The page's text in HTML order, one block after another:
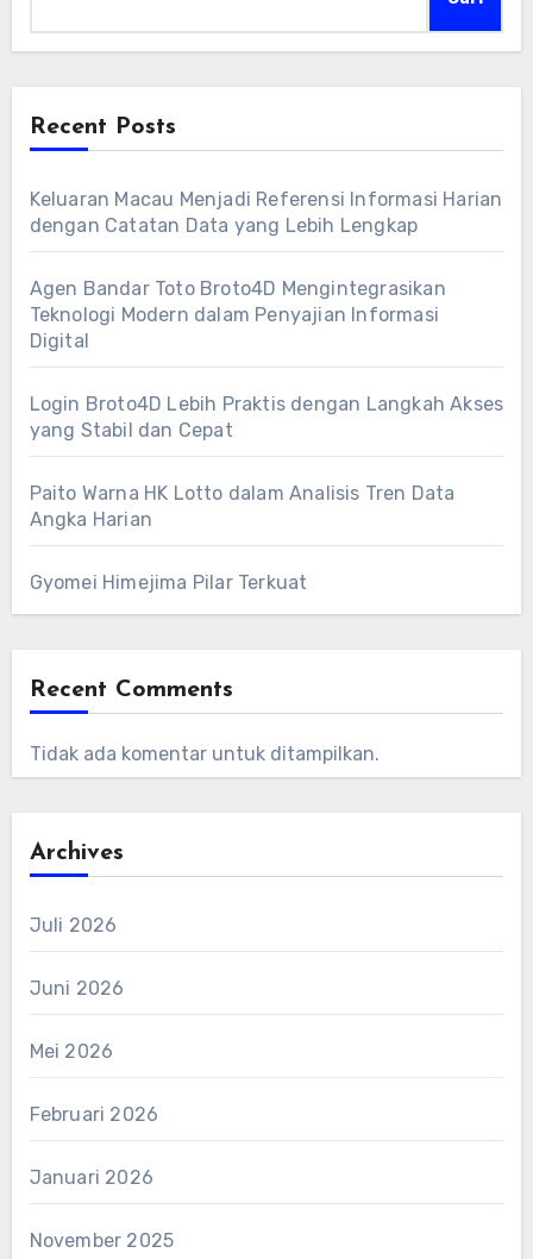
Recent Posts
Keluaran Macau Menjadi Referensi Informasi Harian
dengan Catatan Data yang Lebih Lengkap
Agen Bandar Toto Broto4D Mengintegrasikan
Teknologi Modern dalam Penyajian Informasi
Digital
Login Broto4D Lebih Praktis dengan Langkah Akses
yang Stabil dan Cepat
Paito Warna HK Lotto dalam Analisis Tren Data
Angka Harian
Gyomei Himejima Pilar Terkuat
Recent Comments
Tidak ada komentar untuk ditampilkan.
Archives
Juli 2026
Juni 2026
Mei 2026
Februari 2026
Januari 2026
November 2025